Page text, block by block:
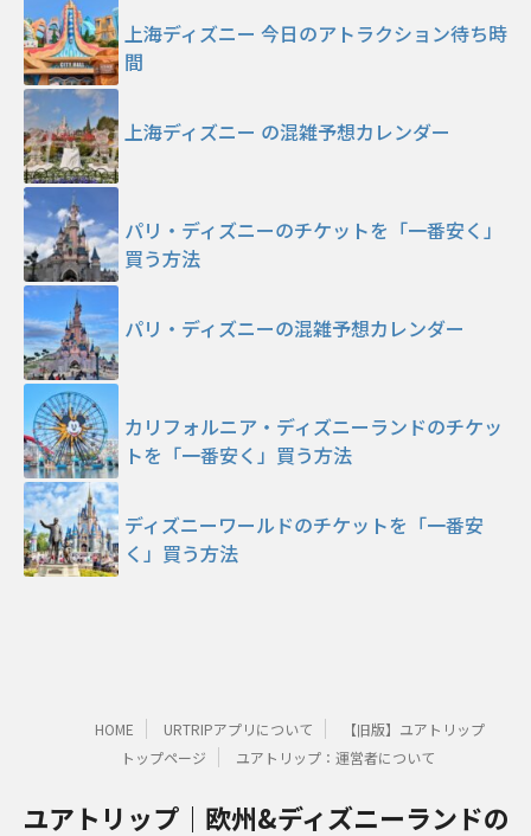
上海ディズニー 今日のアトラクション待ち時
間
上海ディズニー の混雑予想カレンダー
パリ・ディズニーのチケットを「一番安く」
買う方法
パリ・ディズニーの混雑予想カレンダー
カリフォルニア・ディズニーランドのチケッ
トを「一番安く」買う方法
ディズニーワールドのチケットを「一番安
く」買う方法
HOME URTRIPアプリについて
【旧版】ユアトリップ
トップページ
ユアトリップ：運営者について
ユアトリップ｜欧州&ディズニーランドの